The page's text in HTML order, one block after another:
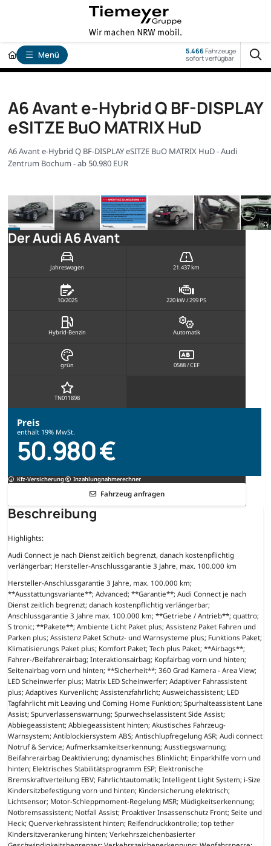
Menü 5.466Fahrzeuge
sofort verfügbar
A6 Avant e-Hybrid Q BF-DISPLAY
eSITZE BuO MATRIX HuD
A6 Avant e-Hybrid Q BF-DISPLAY eSITZE BuO MATRIX HuD - Audi
Zentrum Bochum - ab 50.980 EUR
Der Audi A6 Avant
Jahreswagen 21.437 km
10/2025 220 kW / 299 PS
Hybrid-Benzin Automatik
grün 0588 / CEF
TN011898
Preis
enthält 19% MwSt.
50.980 €
Kfz-Versicherung Inzahlungnahmerechner
Fahrzeug anfragen
Beschreibung
Highlights:
Audi Connect je nach Dienst zeitlich begrenzt, danach kostenpflichtig
verlängerbar; Hersteller-Anschlussgarantie 3 Jahre, max. 100.000 km
Hersteller-Anschlussgarantie 3 Jahre, max. 100.000 km;
**Ausstattungsvariante**; Advanced; **Garantie**; Audi Connect je nach
Dienst zeitlich begrenzt; danach kostenpflichtig verlängerbar;
Anschlussgarantie 3 Jahre max. 100.000 km; **Getriebe / Antrieb**; quattro;
S tronic; **Pakete**; Ambiente Licht Paket plus; Assistenz Paket Fahren und
Parken plus; Assistenz Paket Schutz- und Warnsysteme plus; Funktions Paket;
Klimatisierungs Paket plus; Komfort Paket; Tech plus Paket; **Airbags**;
Fahrer-/Beifahrerairbag; Interaktionsairbag; Kopfairbag vorn und hinten;
Seitenairbag vorn und hinten; **Sicherheit**; 360 Grad Kamera - Area View;
LED Scheinwerfer plus; Matrix LED Scheinwerfer; Adaptiver Fahrassistent
plus; Adaptives Kurvenlicht; Assistenzfahrlicht; Ausweichassistent; LED
Tagfahrlicht mit Leaving und Coming Home Funktion; Spurhalteassistent Lane
Assist; Spurverlassenswarnung; Spurwechselassistent Side Assist;
Abbiegeassistent; Abbiegeassistent hinten; Akustisches Fahrzeug-
Warnsystem; Antiblockiersystem ABS; Antischlupfregelung ASR; Audi connect
Notruf & Service; Aufmerksamkeitserkennung; Ausstiegswarnung;
Beifahrerairbag Deaktivierung; dynamisches Blinklicht; Einparkhilfe vorn und
hinten; Elektrisches Stabilitätsprogramm ESP; Elektronische
Bremskraftverteilung EBV; Fahrlichtautomatik; Intelligent Light System; i-Size
Kindersitzbefestigung vorn und hinten; Kindersicherung elektrisch;
Lichtsensor; Motor-Schleppmoment-Regelung MSR; Müdigkeitserkennung;
Notbremsassistent; Notfall Assist; Proaktiver Insassenschutz Front; Seite und
Heck; Querverkehrassistent hinten; Reifendruckkontrolle; top tether
Kindersitzverankerung hinten; Verkehrszeichenbasierter